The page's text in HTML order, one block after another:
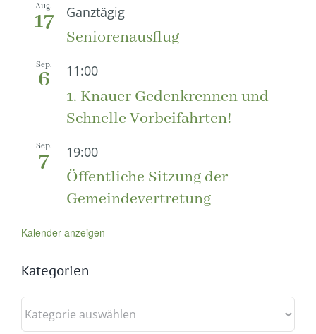
Aug.
17 Ganztägig
Seniorenausflug
Sep.
6 11:00
1. Knauer Gedenkrennen und
Schnelle Vorbeifahrten!
Sep.
7 19:00
Öffentliche Sitzung der
Gemeindevertretung
Kalender anzeigen
Kategorien
Kategorien